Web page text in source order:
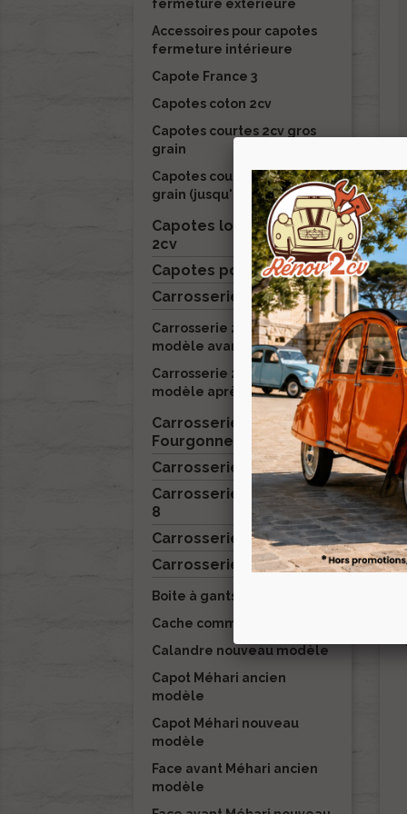
fermeture extérieure
Accessoires pour capotes
fermeture intérieure
Capote France 3
Capotes coton 2cv
Capotes courtes 2cv gros
grain
Capotes courtes 2cv petit
grain (jusqu'à début 1970)
Capotes longues pour
2cv
Capotes pour Dyane
Carrosserie 2cv

Carrosserie 2cv Ancien
modèle avant 1970
Carrosserie 2cv Nouveau
modèle après 1970
Carrosserie 2cv
Fourgonnette
Carrosserie Acadiane
Carrosserie Ami 6 / Ami
8
Carrosserie Dyane
Carrosserie Méhari 
Boite à gants Méhari
Cache commodo Méhari
Calandre nouveau modèle
Capot Méhari ancien
modèle
Capot Méhari nouveau
modèle
Face avant Méhari ancien
modèle